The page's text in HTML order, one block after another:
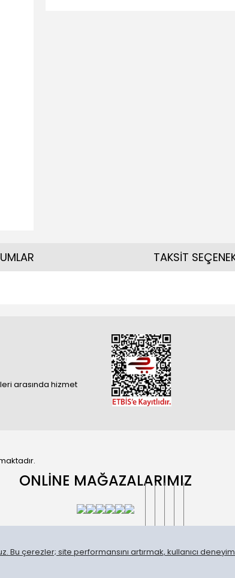
çerezler; site performansını artırmak, kullanıcı
TAKSİT
arasında hizmet
ONLİNE MAĞAZALARIMIZ